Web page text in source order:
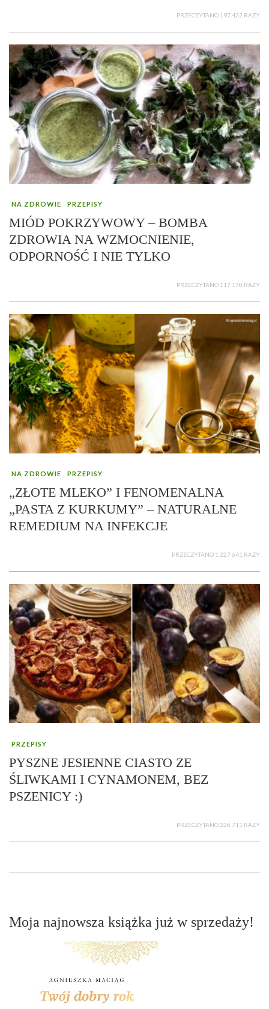
PRZECZYTANO 197 422 RAZY
NA ZDROWIE PRZEPISY
MIÓD POKRZYWOWY – BOMBA
ZDROWIA NA WZMOCNIENIE,
ODPORNOŚĆ I NIE TYLKO
PRZECZYTANO 117 170 RAZY
NA ZDROWIE PRZEPISY
„ZŁOTE MLEKO” I FENOMENALNA
„PASTA Z KURKUMY” – NATURALNE
REMEDIUM NA INFEKCJE
PRZECZYTANO 1 227 641 RAZY
PRZEPISY
PYSZNE JESIENNE CIASTO ZE
ŚLIWKAMI I CYNAMONEM, BEZ
PSZENICY :)
PRZECZYTANO 226 711 RAZY
Moja najnowsza książka już w sprzedaży!